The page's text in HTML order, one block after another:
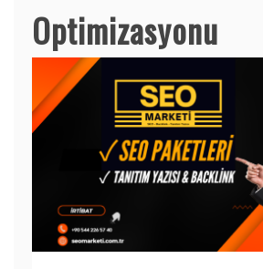
Optimizasyonu